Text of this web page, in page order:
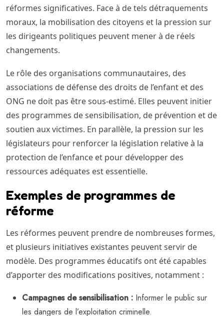
réformes significatives. Face à de tels détraquements
moraux, la mobilisation des citoyens et la pression sur
les dirigeants politiques peuvent mener à de réels
changements.
Le rôle des organisations communautaires, des
associations de défense des droits de l’enfant et des
ONG ne doit pas être sous-estimé. Elles peuvent initier
des programmes de sensibilisation, de prévention et de
soutien aux victimes. En parallèle, la pression sur les
législateurs pour renforcer la législation relative à la
protection de l’enfance et pour développer des
ressources adéquates est essentielle.
Exemples de programmes de
réforme
Les réformes peuvent prendre de nombreuses formes,
et plusieurs initiatives existantes peuvent servir de
modèle. Des programmes éducatifs ont été capables
d’apporter des modifications positives, notamment :
Campagnes de sensibilisation : Informer le public sur
les dangers de l’exploitation criminelle.